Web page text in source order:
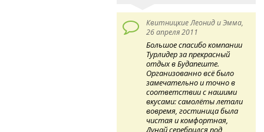
Квитницкие Леонид и Эмма,
26 апреля 2011
Большое спасибо компании
Турлидер за прекрасный
отдых в Будапеште.
Организованно всё было
замечательно и точно в
соответствии с нашими
вкусами: самолёты летали
вовремя, гостиница была
чистая и комфортная,
Дунай серебрился под